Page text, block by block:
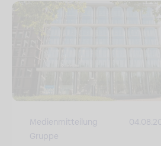
Medienmitteilung
Gruppe